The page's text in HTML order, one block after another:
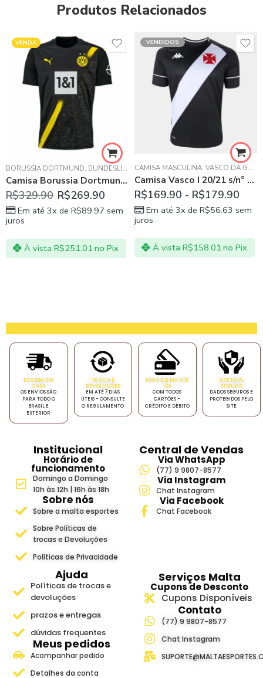
Produtos Relacionados
VENDA
BORUSSIA DORTMUND, BUNDESLIGA ,CAMISA MASCULINA
Camisa Borussia Dortmund II 20/21 Preta Masculina
R$329.90 R$269.90
Em até 3x de R$89.97 sem
juros
À vista R$251.01 no Pix
VENDIDOS
CAMISA MASCULINA, VASCO DA GAMA
Camisa Vasco I 20/21 s/n° Torcedor Kappa Masculina – Preto e Branco
R$169.90 - R$179.90
Em até 3x de R$56.63 sem
juros
À vista R$158.01 no Pix
RECEBA EM
CASA
OS ENVIOS SÃO
PARA TODO O
BRASIL E
EXTERIOR
TROCA E
DEVOLUÇÕES
EM ATÉ 7 DIAS
ÚTEIS - CONSULTE
O REGULAMENTO
PARCELE EM ATÉ
12X
COM TODOS
CARTÕES -
CRÉDITO E DÉBITO
SITE 100%
SEGURO
DADOS SEGUROS E
PROTEGIDOS PELO
SITE
Institucional
Horário de
funcionamento
Domingo a Domingo
10h às 12h | 16h às 18h
Sobre nós
Sobre a malta esportes
Sobre Políticas de
trocas e Devoluções
Políticas de Privacidade
Central de Vendas
Via WhatsApp
(77) 9 9807-8577
Via Instagram
Chat Instagram
Via Facebook
Chat Facebook
Ajuda
Políticas de trocas e
devoluções
prazos e entregas
dúvidas frequentes
Meus pedidos
Acompanhar pedido
Detalhes da conta
Serviços Malta
Cupons de Desconto
Cupons Disponíveis
Contato
(77) 9 9807-8577
Chat Instagram